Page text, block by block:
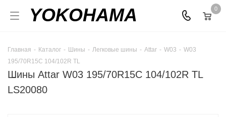
YOKOHAMA 0
Главная - Каталог - Шины - Легковые шины - Attar - W03 - W03
195/70R15C 104/102R TL
Шины Attar W03 195/70R15C 104/102R TL
LS20080